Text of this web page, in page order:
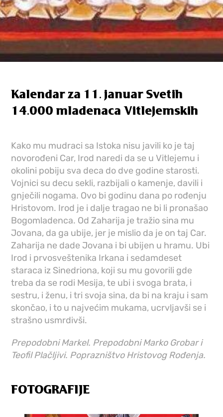
Kalendar za 11. januar Svetih
14.000 mladenaca Vitlejemskih
Kako mu mudraci sa Istoka nisu javili ko je taj
novorođeni Car, Irod naredi da se u Vitlejemu i
okolini pobiju sva deca do dve godine starosti.
Vojnici su decu sekli, razbijali o kamenje, davili i
gnječili nogama. Ovo bi godinu dana po rođenju
Hristovom. Irod je i dalje tragao ne bi li pronašao
Bogomladenca. Od Zaharija je tražio sina mu
Jovana, da ga ubije, jer je mislio da je on taj Car.
Zaharija ne dade Jovana i bi ubijen u hramu. Ubi
Irod i prvosveštenika Irkana i sedamdeset
staraca iz Sinedriona, koji su mu govorili gde
treba da se rodi Mesija, te ubi i svoga brata, i
sestru, i ženu, i tri svoja sina, da bi na kraju i sam
skončao, i to u najvećim mukama, ucrvljavši se i
strašno usmrdivši.
Prepodobni Markel. Prepodobni Marko Grobar i
Teofil Plačljivi. Poprazništvo Hristovog Rođenja.
FOTOGRAFIJE